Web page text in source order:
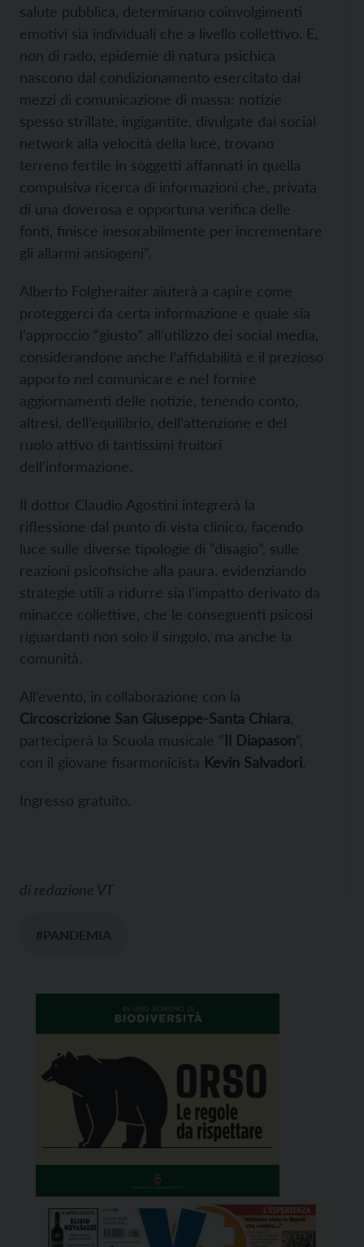
salute pubblica, determinano coinvolgimenti
emotivi sia individuali che a livello collettivo. E,
non di rado, epidemie di natura psichica
nascono dal condizionamento esercitato dai
mezzi di comunicazione di massa: notizie
spesso strillate, ingigantite, divulgate dai social
network alla velocità della luce, trovano
terreno fertile in soggetti affannati in quella
compulsiva ricerca di informazioni che, privata
di una doverosa e opportuna verifica delle
fonti, finisce inesorabilmente per incrementare
gli allarmi ansiogeni”.
Alberto Folgheraiter aiuterà a capire come
proteggerci da certa informazione e quale sia
l’approccio “giusto” all’utilizzo dei social media,
considerandone anche l’affidabilità e il prezioso
apporto nel comunicare e nel fornire
aggiornamenti delle notizie, tenendo conto,
altresì, dell’equilibrio, dell’attenzione e del
ruolo attivo di tantissimi fruitori
dell’informazione.
Il dottor Claudio Agostini integrerà la
riflessione dal punto di vista clinico, facendo
luce sulle diverse tipologie di “disagio”, sulle
reazioni psicofisiche alla paura, evidenziando
strategie utili a ridurre sia l’impatto derivato da
minacce collettive, che le conseguenti psicosi
riguardanti non solo il singolo, ma anche la
comunità.
All’evento, in collaborazione con la
Circoscrizione San Giuseppe-Santa Chiara
parteciperà la Scuola musicale “Il Diapason“,
con il giovane fisarmonicista Kevin Salvadori.
Ingresso gratuito.
di redazione VT
#PANDEMIA